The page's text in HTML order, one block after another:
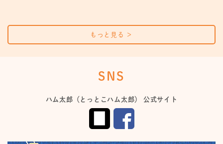
もっと見る ＞
SNS
ハム太郎（とっとこハム太郎） 公式サイト